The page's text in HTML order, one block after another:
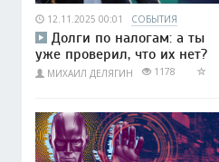
12.11.2025 00:01 СОБЫТИЯ
Долги по налогам: а ты
уже проверил, что их нет?
МИХАИЛ ДЕЛЯГИН 1178